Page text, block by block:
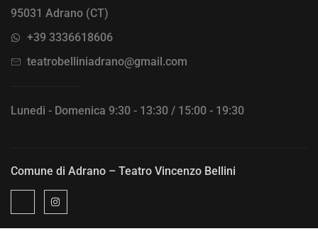
95031 Adrano (CT)
+39 3336618606
teatrobelliniadrano@gmail.com
Lunedi - Domenica 9:30 - 13:30 / 15:00 - 19:30
Comune di Adrano – Teatro Vincenzo Bellini